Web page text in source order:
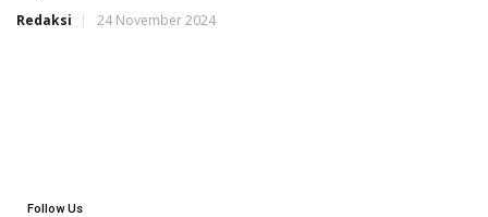
Redaksi 24 November 2024
Follow Us